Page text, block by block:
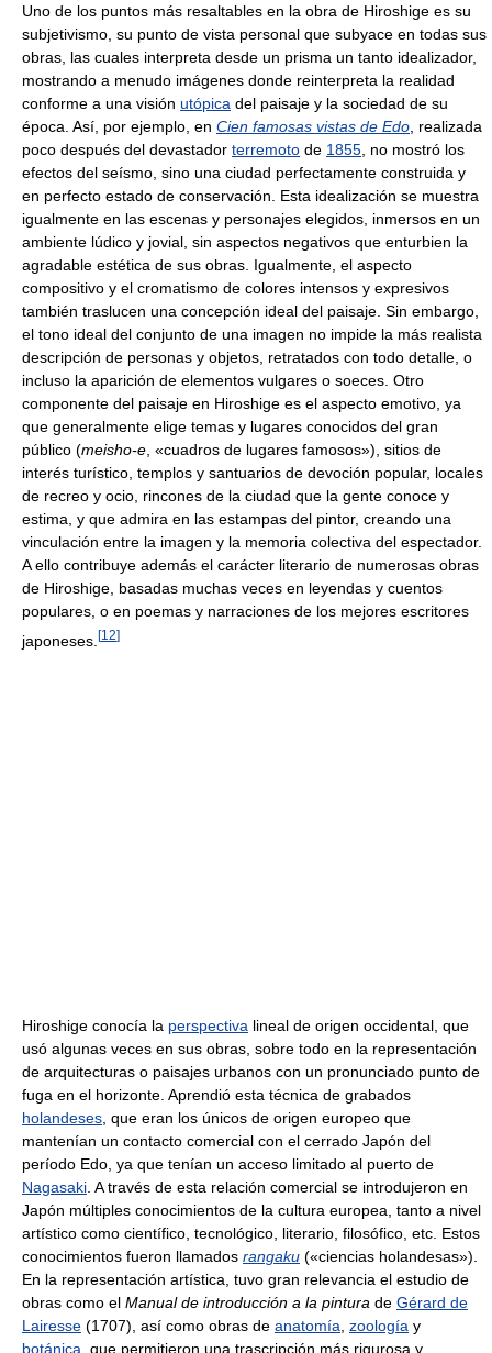
Uno de los puntos más resaltables en la obra de Hiroshige es su
subjetivismo, su punto de vista personal que subyace en todas sus
obras, las cuales interpreta desde un prisma un tanto idealizador,
mostrando a menudo imágenes donde reinterpreta la realidad
conforme a una visión utópica del paisaje y la sociedad de su
época. Así, por ejemplo, en Cien famosas vistas de Edo , realizada
poco después del devastador terremoto de 1855 , no mostró los
efectos del seísmo, sino una ciudad perfectamente construida y
en perfecto estado de conservación. Esta idealización se muestra
igualmente en las escenas y personajes elegidos, inmersos en un
ambiente lúdico y jovial, sin aspectos negativos que enturbien la
agradable estética de sus obras. Igualmente, el aspecto
compositivo y el cromatismo de colores intensos y expresivos
también traslucen una concepción ideal del paisaje. Sin embargo,
el tono ideal del conjunto de una imagen no impide la más realista
descripción de personas y objetos, retratados con todo detalle, o
incluso la aparición de elementos vulgares o soeces. Otro
componente del paisaje en Hiroshige es el aspecto emotivo, ya
que generalmente elige temas y lugares conocidos del gran
público (meisho-e , «cuadros de lugares famosos»), sitios de
interés turístico, templos y santuarios de devoción popular, locales
de recreo y ocio, rincones de la ciudad que la gente conoce y
estima, y que admira en las estampas del pintor, creando una
vinculación entre la imagen y la memoria colectiva del espectador.
A ello contribuye además el carácter literario de numerosas obras
de Hiroshige, basadas muchas veces en leyendas y cuentos
populares, o en poemas y narraciones de los mejores escritores
japoneses. [12]
Hiroshige conocía la perspectiva lineal de origen occidental, que
usó algunas veces en sus obras, sobre todo en la representación
de arquitecturas o paisajes urbanos con un pronunciado punto de
fuga en el horizonte. Aprendió esta técnica de grabados
holandeses, que eran los únicos de origen europeo que
mantenían un contacto comercial con el cerrado Japón del
período Edo, ya que tenían un acceso limitado al puerto de
Nagasaki. A través de esta relación comercial se introdujeron en
Japón múltiples conocimientos de la cultura europea, tanto a nivel
artístico como científico, tecnológico, literario, filosófico, etc. Estos
conocimientos fueron llamados rangaku («ciencias holandesas»).
En la representación artística, tuvo gran relevancia el estudio de
obras como el Manual de introducción a la pintura de Gérard de
Lairesse (1707), así como obras de anatomía, zoología y
botánica , que permitieron una trascripción más rigurosa y